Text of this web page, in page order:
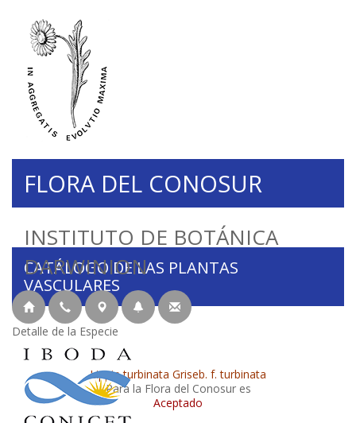
INSTITUTO DE BOTÁNICA
DARWINION
FLORA DEL CONOSUR
CATÁLOGO DE LAS PLANTAS
VASCULARES
Detalle de la Especie
Lippia turbinata Griseb. f. turbinata
Para la Flora del Conosur es
Aceptado